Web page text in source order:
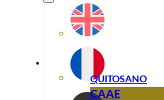
QUITOSANO
CAAE